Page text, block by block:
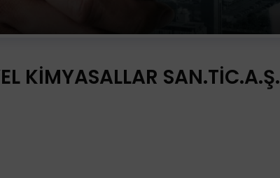
KİMYASALLAR SAN.TİC.A.Ş.